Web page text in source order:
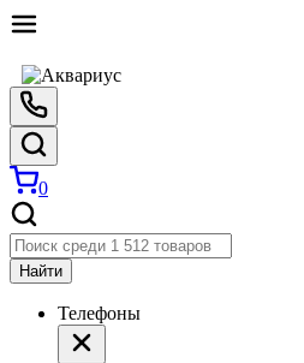
0
Найти
Телефоны